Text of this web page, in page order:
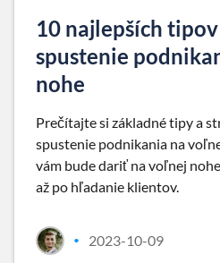
10 najlepších
spustenie
nohe
Prečítajte si základné tipy a
spustenie podnikania na
vám bude dariť na voľnej
až po hľadanie klientov.
• 2023-10-09